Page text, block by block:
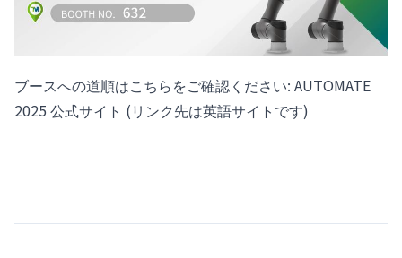
ブースへの道順はこちらをご確認ください: AUTOMATE
2025 公式サイト (リンク先は英語サイトです)